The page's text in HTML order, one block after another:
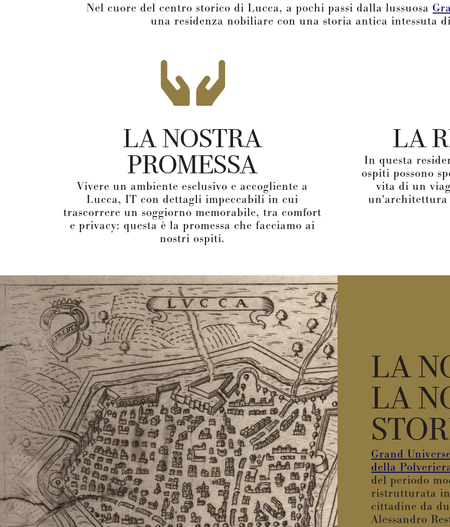
Nel cuore del centro storico di Lucca, a pochi passi dalla lussuosa
una residenza nobiliare con una storia antica intessuta
LA NOSTRA
PROMESSA
Vivere un ambiente esclusivo e accogliente a
Lucca, IT con dettagli impeccabili in cui
trascorrere un soggiorno memorabile, tra comfort
e privacy: questa è la promessa che facciamo ai
nostri ospiti.
LA
In questa
ospiti possono
vita di un
un'architettura
LA
LA
Grand
della
del periodo
ristrutturata
cittadine da
Alessandro